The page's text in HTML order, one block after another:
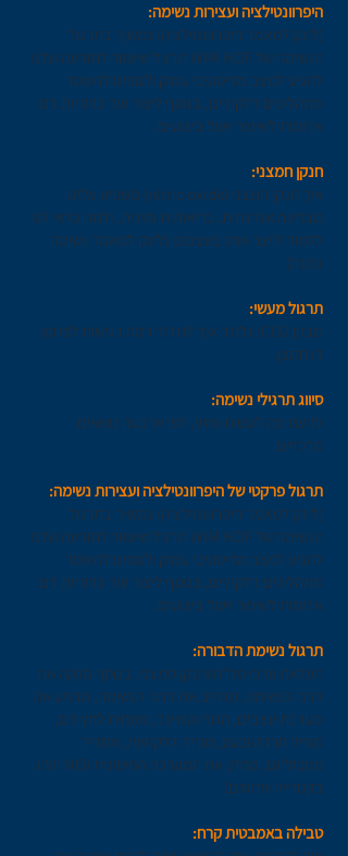
היפרוונטילציה ועצירות נשימה:
(לינק למאמר היפרוונטילציה) נמשיך בתרגול
הנשימה של WIM HOF תרגיל שיעזור לתודעה שלנו
להגיע למצב מדיטטיבי עמוק ולגופינו להיפטר
מתהליכים דלקתיים, בנוסף ליצור עוד כדוריות דם
אדומות לשיפור ויעול ביצועים.
חנקן חמצני:
איך חנקן חמצני (nitric oxide) משפיע עלינו
מבחינה אנרגתית, בריאותית ומינית, ולמה כדאי לנו
ללמוד לייצר אותו בעצמינו (לינק למאמר נשימה
נכונה)
תרגול מעשי: ​​
מבחן CO2: נלמד איך למדוד רמת רגישות לפחמן
דו חמצן .
סיווג תרגילי נשימה:
לדעת מה לעשות ומתי, לפי ארבעה נושאים
מרכזיים.
תרגול פרקטי של היפרוונטילציה ועצירות נשימה:
(לינק למאמר היפרוונטילציה) נמשיך בתרגול
הנשימה של WIM HOF תרגיל שיעזור לתודעה שלנו
להגיע למצב מדיטטיבי עמוק ולגופינו להיפטר
מתהליכים דלקתיים, בנוסף ליצור עוד כדוריות דם
אדומות לשיפור ויעול ביצועים.
תרגול נשימת הדבורה:
העלאת ערכי פד"ח וחנקן חמצני. בנוסף מנקה את
דרכי הנשימה, מרחיב את דרכי הנשימה, מרגיע את
מערכת עצבים, הגוף והמיינד, מפחית לחץ דם,
מוריד חרדה וכעס, מוריד דלקתיות, מסדיר
מטבוליזם, מחזק את המערכת החיסונית (NO הורג
בקטרייה ווירוסים).
טבילה באמבטית קרח: